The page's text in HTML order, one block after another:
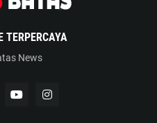
TERPERCAYA
News